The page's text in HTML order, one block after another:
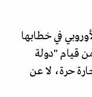
في خطابها
حين حذرت من قيام "دولة
حرة، لا عن